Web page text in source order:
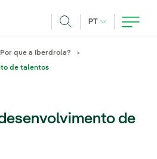
PT IDIOMA ATUAL,
Por que a Iberdrola?
de talentos
de